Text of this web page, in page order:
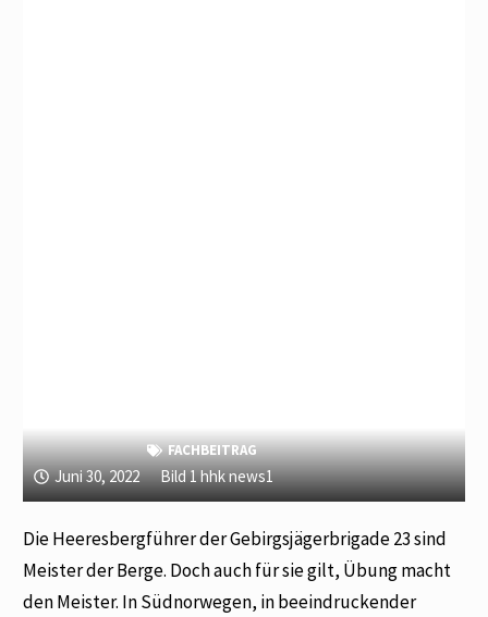
FACHBEITRAG
Juni 30, 2022 Bild 1 hhk news1
Die Heeresbergführer der Gebirgsjägerbrigade 23 sind
Meister der Berge. Doch auch für sie gilt, Übung macht
den Meister. In Südnorwegen, in beeindruckender